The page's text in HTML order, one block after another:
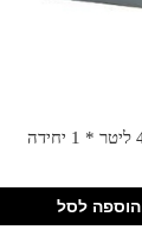
הוספה לסל